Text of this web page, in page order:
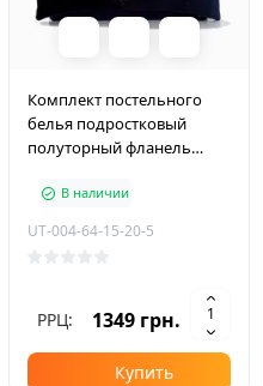
Комплект постельного
белья подростковый
полуторный фланель
В наличии
UT-004-64-15-20-5
РРЦ: 1349 грн.
Купить